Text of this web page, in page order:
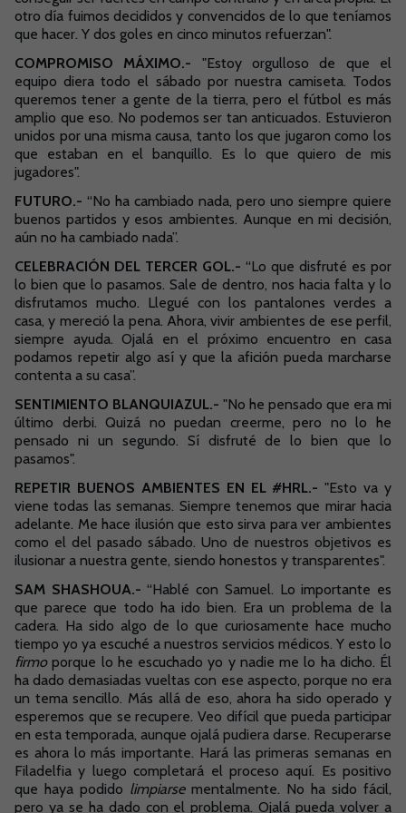
otro día fuimos decididos y convencidos de lo que teníamos
que hacer. Y dos goles en cinco minutos refuerzan".
COMPROMISO MÁXIMO.- "Estoy orgulloso de que el
equipo diera todo el sábado por nuestra camiseta. Todos
queremos tener a gente de la tierra, pero el fútbol es más
amplio que eso. No podemos ser tan anticuados. Estuvieron
unidos por una misma causa, tanto los que jugaron como los
que estaban en el banquillo. Es lo que quiero de mis
jugadores".
FUTURO.- “No ha cambiado nada, pero uno siempre quiere
buenos partidos y esos ambientes. Aunque en mi decisión,
aún no ha cambiado nada”.
CELEBRACIÓN DEL TERCER GOL.- “Lo que disfruté es por
lo bien que lo pasamos. Sale de dentro, nos hacia falta y lo
disfrutamos mucho. Llegué con los pantalones verdes a
casa, y mereció la pena. Ahora, vivir ambientes de ese perfil,
siempre ayuda. Ojalá en el próximo encuentro en casa
podamos repetir algo así y que la afición pueda marcharse
contenta a su casa”.
SENTIMIENTO BLANQUIAZUL.- "No he pensado que era mi
último derbi. Quizá no puedan creerme, pero no lo he
pensado ni un segundo. Sí disfruté de lo bien que lo
pasamos".
REPETIR BUENOS AMBIENTES EN EL #HRL.- "Esto va y
viene todas las semanas. Siempre tenemos que mirar hacia
adelante. Me hace ilusión que esto sirva para ver ambientes
como el del pasado sábado. Uno de nuestros objetivos es
ilusionar a nuestra gente, siendo honestos y transparentes".
SAM SHASHOUA.- “Hablé con Samuel. Lo importante es
que parece que todo ha ido bien. Era un problema de la
cadera. Ha sido algo de lo que curiosamente hace mucho
tiempo yo ya escuché a nuestros servicios médicos. Y esto lo
firmoporque lo he escuchado yo y nadie me lo ha dicho. Él
ha dado demasiadas vueltas con ese aspecto, porque no era
un tema sencillo. Más allá de eso, ahora ha sidooperado y
esperemos que se recupere. Veo difícil que pueda participar
en esta temporada, aunque ojalá pudiera darse. Recuperarse
es ahora lo más importante. Hará las primeras semanas en
Filadelfia y luego completará el proceso aquí. Es positivo
que haya podido limpiarsementalmente. No ha sido fácil,
pero ya se ha dado con el problema.Ojalá pueda volver a